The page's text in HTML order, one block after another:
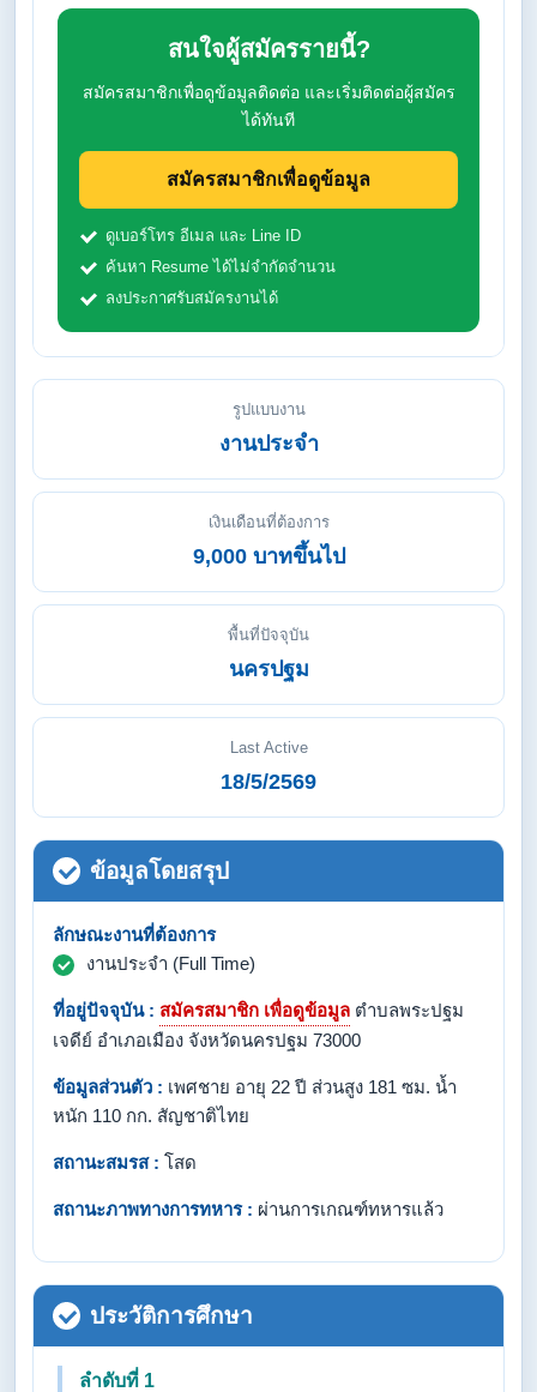
สนใจผู้สมัครรายนี้?
สมัครสมาชิกเพื่อดูข้อมูลติดต่อ และเริ่มติดต่อผู้สมัคร
ได้ทันที
สมัครสมาชิกเพื่อดูข้อมูล
ดูเบอร์โทร อีเมล และ Line ID
ค้นหา Resume ได้ไม่จำกัดจำนวน
ลงประกาศรับสมัครงานได้
รูปแบบงาน
งานประจำ
เงินเดือนที่ต้องการ
9,000 บาทขึ้นไป
พื้นที่ปัจจุบัน
นครปฐม
Last Active
18/5/2569
ข้อมูลโดยสรุป
ลักษณะงานที่ต้องการ
งานประจำ (Full Time)
ที่อยู่ปัจจุบัน : สมัครสมาชิก เพื่อดูข้อมูล ตำบลพระปฐม
เจดีย์ อำเภอเมือง จังหวัดนครปฐม 73000
ข้อมูลส่วนตัว : เพศชาย อายุ 22 ปี ส่วนสูง 181 ซม. น้ำ
หนัก 110 กก. สัญชาติไทย
สถานะสมรส : โสด
สถานะภาพทางการทหาร : ผ่านการเกณฑ์ทหารแล้ว
ประวัติการศึกษา
ลำดับที่ 1